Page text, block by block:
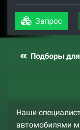
Запрос
Подборы
Наши
автомобилями